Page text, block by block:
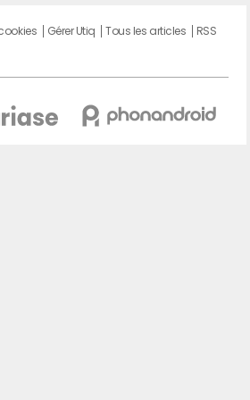
Gérer Utiq Tous les articles
RSS